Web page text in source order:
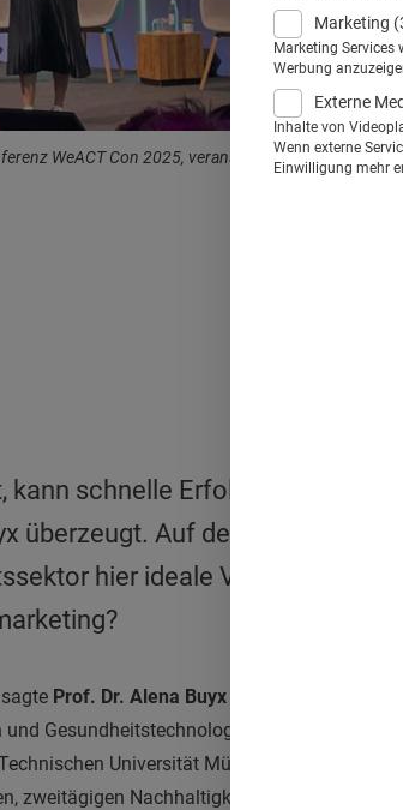
WeACT Con 2025, veranstaltet vom
schnelle Erfolge in Sachen
überzeugt. Auf der WeACT Con
hier ideale
Prof. Dr. Alena Buyx
Gesundheitstechnologien und Direktorin
Universität München. In ihrem
zweitägigen Nachhaltigkeitskonferenz
Marketing
Marketing
Werbung
Externe
Inhalte von
Wenn externe
Einwilligung mehr